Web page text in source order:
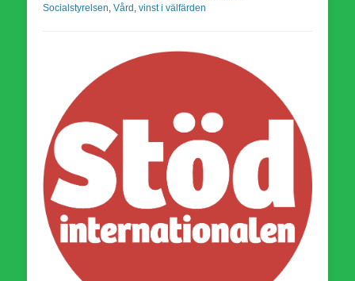
Socialstyrelsen Vård vinst i välfärden